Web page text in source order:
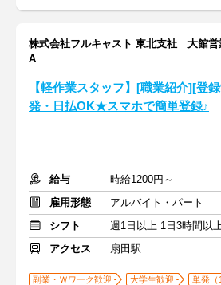
株式会社フルキャスト 東北支社 大館
A
【軽作業スタッフ】[職業紹介][登
発・日払OK★スマホで簡単登録♪
給与
時給1200円～
雇用形態
アルバイト・パート
シフト
週1日以上 1日3時間以
アクセス
扇田駅
副業・Ｗワーク歓迎 大学生歓迎
単発（